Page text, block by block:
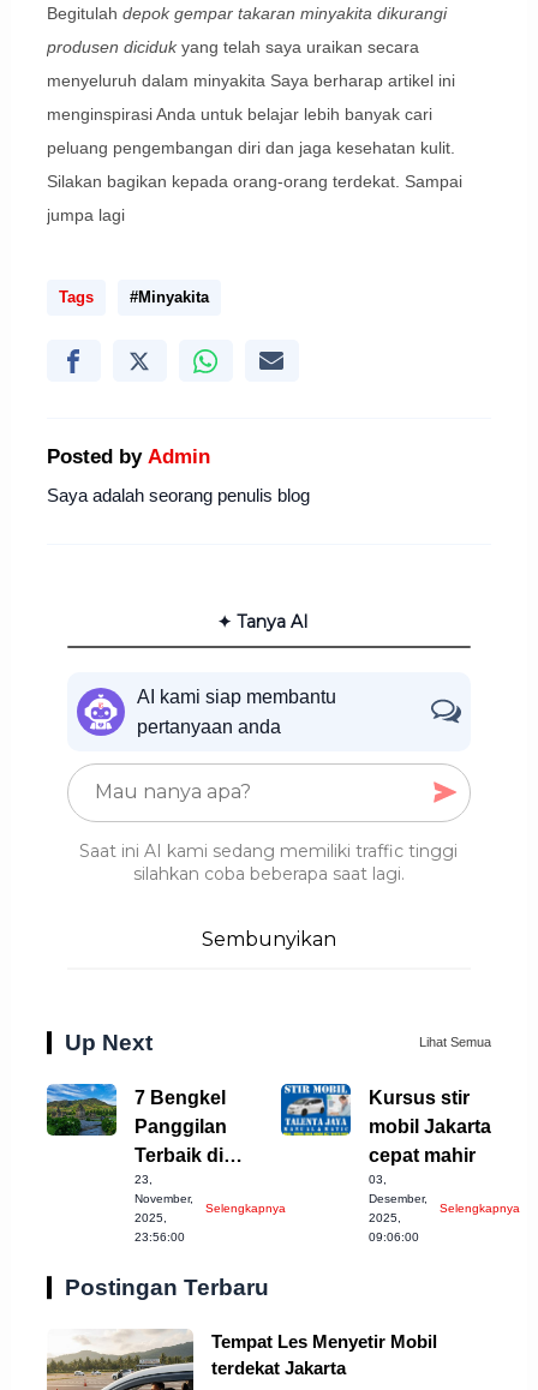
Begitulah depok gempar takaran minyakita dikurangi
produsen dicidukyang telah saya uraikan secara
menyeluruh dalam minyakita Saya berharap artikel ini
menginspirasi Anda untuk belajar lebih banyak cari
peluang pengembangan diri dan jaga kesehatan kulit.
Silakan bagikan kepada orang-orang terdekat. Sampai
jumpa lagi
Tags #Minyakita
Posted by Admin
Saya adalah seorang penulis blog
✦ Tanya AI
AI kami siap membantu
pertanyaan anda
Saat ini AI kami sedang memiliki traffic tinggi
silahkan coba beberapa saat lagi.
Sembunyikan
Up Next Lihat Semua
7 Bengkel
Panggilan
Terbaik di
Wonosobo
untuk Anda!
23,
November,
2025,
23:56:00
Selengkapnya
Kursus stir
mobil Jakarta
cepat mahir
03,
Desember,
2025,
09:06:00
Selengkapnya
Postingan Terbaru
Tempat Les Menyetir Mobil
terdekat Jakarta